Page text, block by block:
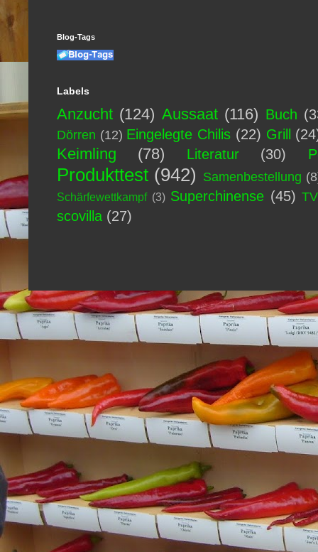
Blog-Tags
Labels
Anzucht (124) Aussaat (116) Buch
Dörren (12) Eingelegte Chilis (22) Grill
Keimling (78) Literatur (30)
Produkttest (942) Samenbestellung
Schärfewettkampf (3) Superchinense (45) TV
scovilla (27)